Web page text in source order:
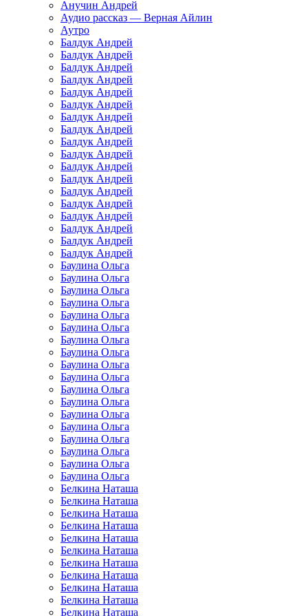
Анучин Андрей
Аудио рассказ — Верная Айлин
Аутро
Балдук Андрей
Балдук Андрей
Балдук Андрей
Балдук Андрей
Балдук Андрей
Балдук Андрей
Балдук Андрей
Балдук Андрей
Балдук Андрей
Балдук Андрей
Балдук Андрей
Балдук Андрей
Балдук Андрей
Балдук Андрей
Балдук Андрей
Балдук Андрей
Балдук Андрей
Балдук Андрей
Баулина Ольга
Баулина Ольга
Баулина Ольга
Баулина Ольга
Баулина Ольга
Баулина Ольга
Баулина Ольга
Баулина Ольга
Баулина Ольга
Баулина Ольга
Баулина Ольга
Баулина Ольга
Баулина Ольга
Баулина Ольга
Баулина Ольга
Баулина Ольга
Баулина Ольга
Баулина Ольга
Белкина Наташа
Белкина Наташа
Белкина Наташа
Белкина Наташа
Белкина Наташа
Белкина Наташа
Белкина Наташа
Белкина Наташа
Белкина Наташа
Белкина Наташа
Белкина Наташа